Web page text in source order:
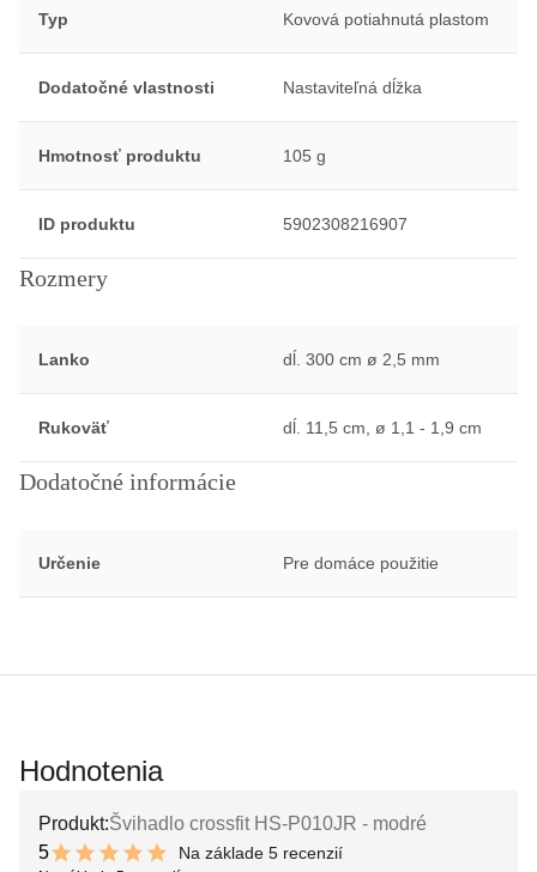
Typ Kovová potiahnutá plastom
Dodatočné vlastnosti Nastaviteľná dĺžka
Hmotnosť produktu 105 g
ID produktu 5902308216907
Rozmery
Lanko dĺ. 300 cm ø 2,5 mm
Rukoväť dĺ. 11,5 cm, ø 1,1 - 1,9 cm
Dodatočné informácie
Určenie Pre domáce použitie
Hodnotenia
Produkt:Švihadlo crossfit HS-P010JR - modré
5
10 out of 10 stars
Na základe 5 recenzií